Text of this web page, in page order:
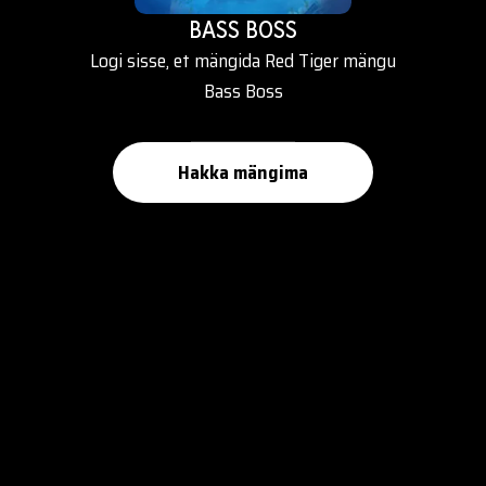
BASS BOSS
Logi sisse, et mängida Red Tiger mängu
Bass Boss
Hakka mängima